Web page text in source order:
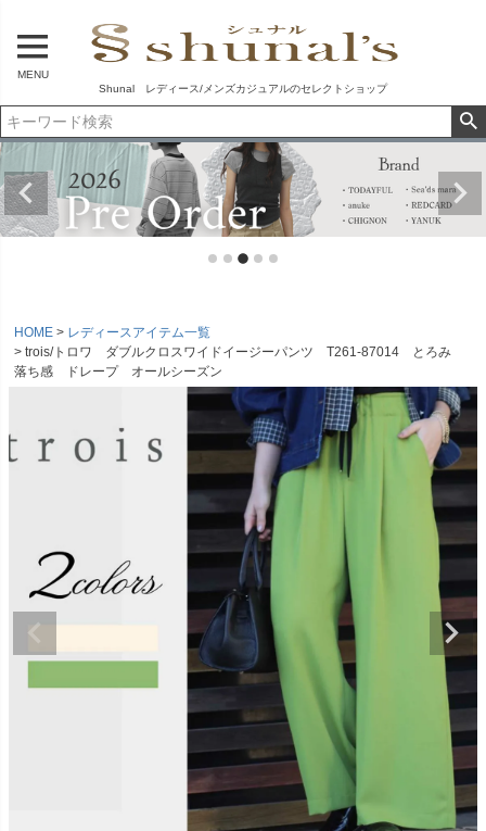
MENU
Shunal レディース/メンズカジュアルのセレクトショップ
HOME
レディースアイテム一覧
trois/トロワ ダブルクロスワイドイージーパンツ T261-87014 とろみ
落ち感 ドレープ オールシーズン